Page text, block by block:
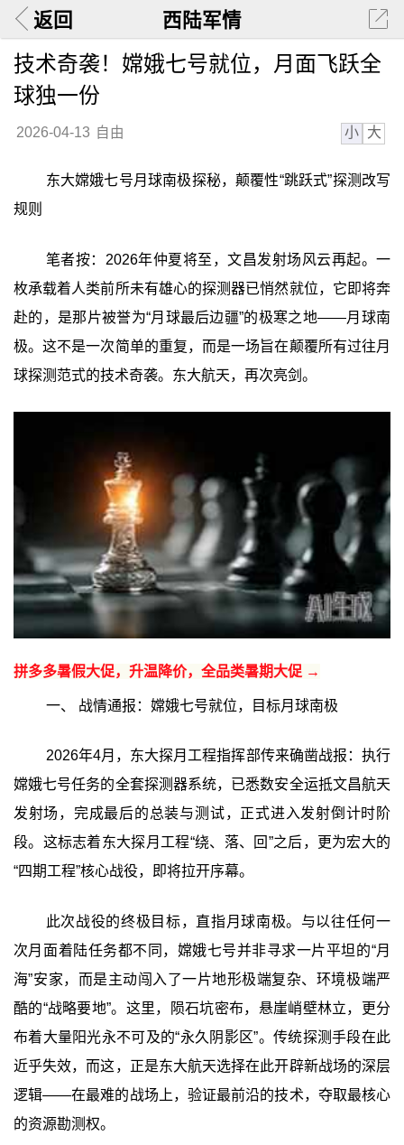
返回 西陆军情
技术奇袭！嫦娥七号就位，月面飞跃全
球独一份
2026-04-13 自由 小 大
东大嫦娥七号月球南极探秘，颠覆性“跳跃式”探测改写
规则
笔者按：2026年仲夏将至，文昌发射场风云再起。一
枚承载着人类前所未有雄心的探测器已悄然就位，它即将奔
赴的，是那片被誉为“月球最后边疆”的极寒之地——月球南
极。这不是一次简单的重复，而是一场旨在颠覆所有过往月
球探测范式的技术奇袭。东大航天，再次亮剑。
拼多多暑假大促，升温降价，全品类暑期大促 →
一、 战情通报：嫦娥七号就位，目标月球南极
2026年4月，东大探月工程指挥部传来确凿战报：执行
嫦娥七号任务的全套探测器系统，已悉数安全运抵文昌航天
发射场，完成最后的总装与测试，正式进入发射倒计时阶
段。这标志着东大探月工程“绕、落、回”之后，更为宏大的
“四期工程”核心战役，即将拉开序幕。
此次战役的终极目标，直指月球南极。与以往任何一
次月面着陆任务都不同，嫦娥七号并非寻求一片平坦的“月
海”安家，而是主动闯入了一片地形极端复杂、环境极端严
酷的“战略要地”。这里，陨石坑密布，悬崖峭壁林立，更分
布着大量阳光永不可及的“永久阴影区”。传统探测手段在此
近乎失效，而这，正是东大航天选择在此开辟新战场的深层
逻辑——在最难的战场上，验证最前沿的技术，夺取最核心
的资源勘测权。